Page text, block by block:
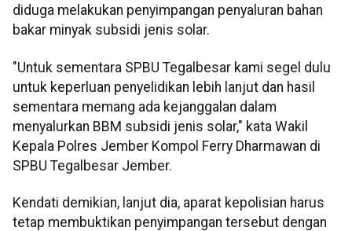
diduga melakukan penyimpangan penyaluran bahan
bakar minyak subsidi jenis solar.
"Untuk sementara SPBU Tegalbesar kami segel dulu
untuk keperluan penyelidikan lebih lanjut dan hasil
sementara memang ada kejanggalan dalam
menyalurkan BBM subsidi jenis solar," kata Wakil
Kepala Polres Jember Kompol Ferry Dharmawan di
SPBU Tegalbesar Jember.
Kendati demikian, lanjut dia, aparat kepolisian harus
tetap membuktikan penyimpangan tersebut dengan